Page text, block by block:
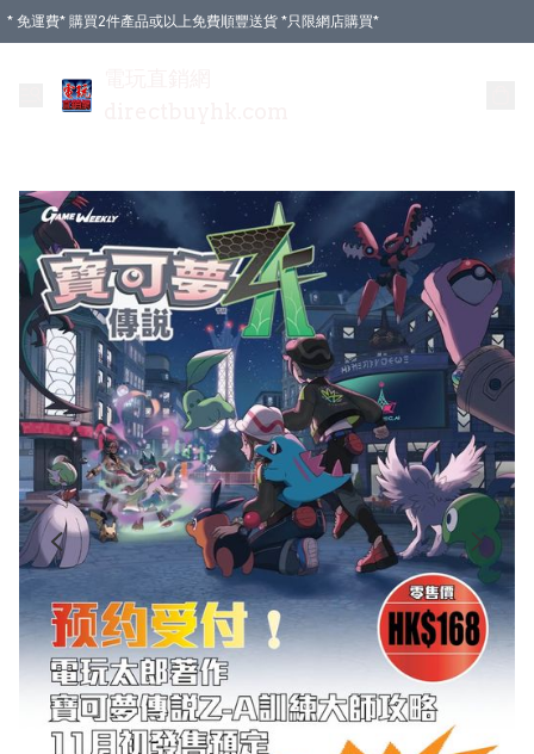
* 免運費* 購買2件產品或以上免費順豐送貨 *只限網店購買*